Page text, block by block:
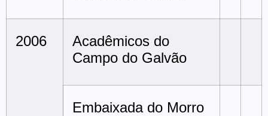
2006
Acadêmicos do
Campo do Galvão
Embaixada do Morro